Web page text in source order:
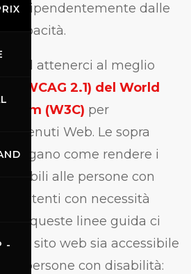
-
indipendentemente dalle
capacità.
ad attenerci al meglio
(WCAG 2.1) del World
(W3C) per
Web. Le sopra
come rendere i
alle persone con
di utenti con necessità
di queste linee guida ci
il sito web sia accessibile
di persone con disabilità: